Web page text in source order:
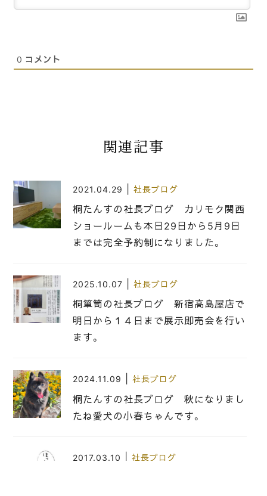
0 コメント
関連記事
2021.04.29 社長ブログ
桐たんすの社長ブログ カリモク関西
ショールームも本日29日から5月9日
までは完全予約制になりました。
2025.10.07 社長ブログ
桐箪笥の社長ブログ 新宿高島屋店で
明日から１４日まで展示即売会を行い
ます。
2024.11.09 社長ブログ
桐たんすの社長ブログ 秋になりまし
たね愛犬の小春ちゃんです。
2017.03.10 社長ブログ